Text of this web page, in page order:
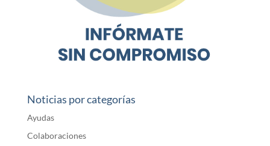
Noticias por categorías
Ayudas
Colaboraciones